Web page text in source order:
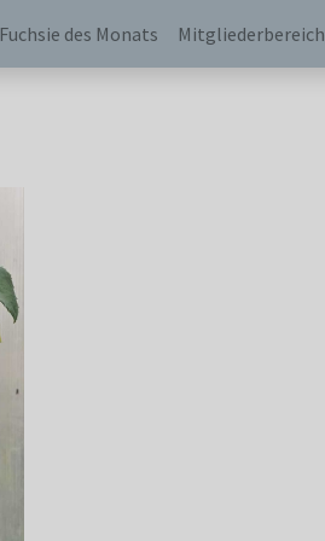
Fuchsie des Monats Mitgliederbereich